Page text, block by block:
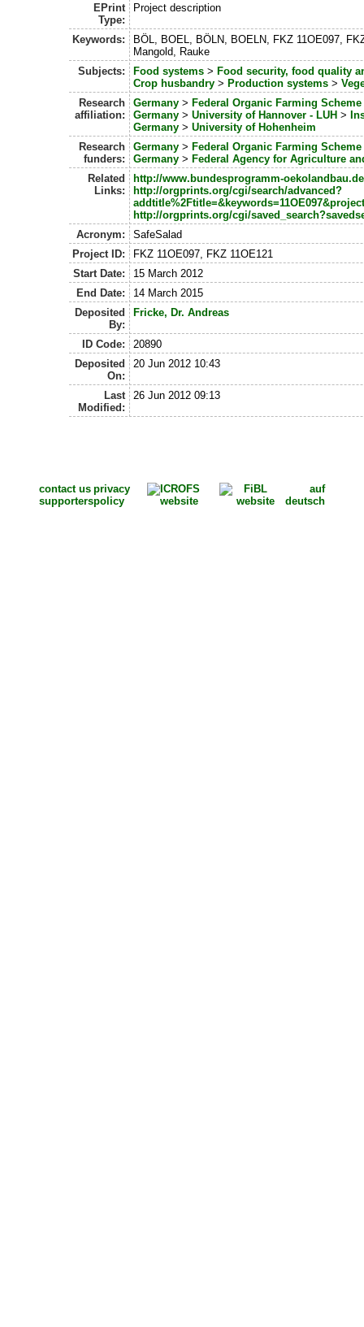
EPrint
Type:
Project description
Keywords:
BÖL, BOEL, BÖLN, BOELN, FKZ 11OE097,
Mangold, Rauke
Subjects:
Food systems> Food security, food quality
Crop husbandry> Production systems>
Research
affiliation:
Germany> Federal Organic Farming Scheme
Germany> University of Hannover - LUH>
Germany> University of Hohenheim
Research
funders:
Germany> Federal Organic Farming Scheme
Germany> Federal Agency for Agriculture
Related
Links:
http://www.bundesprogramm-
http://orgprints.org/cgi/search/advanced?
http://orgprints.org/cgi/
Acronym:
SafeSalad
Project ID:
FKZ 11OE097, FKZ 11OE121
Start Date:
15 March 2012
End Date:
14 March 2015
Deposited
By:
Fricke, Dr. Andreas
ID Code:
20890
Deposited
On:
20 Jun 2012 10:43
Last
Modified:
26 Jun 2012 09:13
contact us
supporters
privacy
policy
auf
deutsch